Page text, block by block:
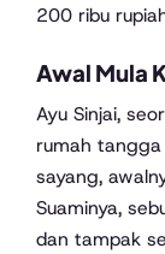
200 ribu
Awal Mula
Ayu Sinjai,
rumah
sayang,
Suaminya,
dan tampak